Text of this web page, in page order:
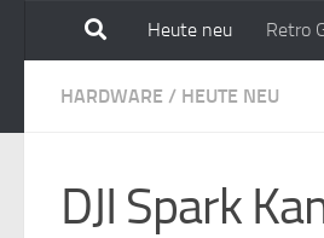
Zum Inhalt springen
Heute neu Retro
HARDWARE / HEUTE NEU
DJI Spark